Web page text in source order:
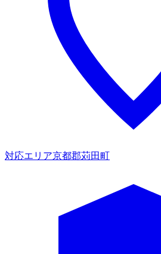
対応エリア京都郡苅田町